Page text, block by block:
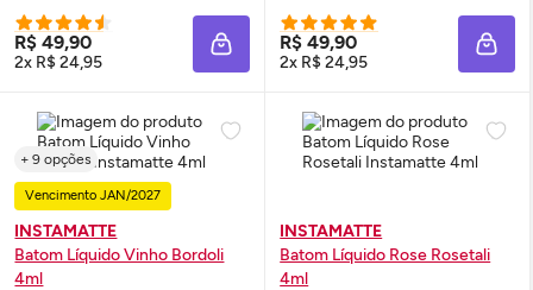
R$ 49,90
2x R$ 24,95 ADICIONAR À SACOLA
R$ 49,90
2x R$ 24,95
+ 9 opções
Vencimento JAN/2027
INSTAMATTE
Batom Líquido Vinho Bordoli
4ml
INSTAMATTE
Batom Líquido Rose Rosetali
4ml